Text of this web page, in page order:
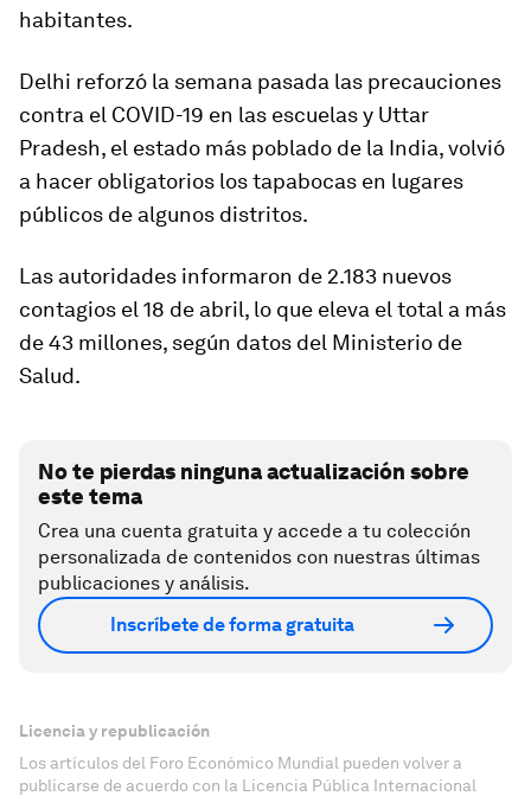
habitantes.
Delhi reforzó la semana pasada las precauciones
contra el COVID-19 en las escuelas y Uttar
Pradesh, el estado más poblado de la India, volvió
a hacer obligatorios los tapabocas en lugares
públicos de algunos distritos.
Las autoridades informaron de 2.183 nuevos
contagios el 18 de abril, lo que eleva el total a más
de 43 millones, según datos del Ministerio de
Salud.
No te pierdas ninguna actualización sobre
este tema
Crea una cuenta gratuita y accede a tu colección
personalizada de contenidos con nuestras últimas
publicaciones y análisis.
Inscríbete de forma gratuita
Licencia y republicación
Los artículos del Foro Económico Mundial pueden volver a
publicarse de acuerdo con la Licencia Pública Internacional